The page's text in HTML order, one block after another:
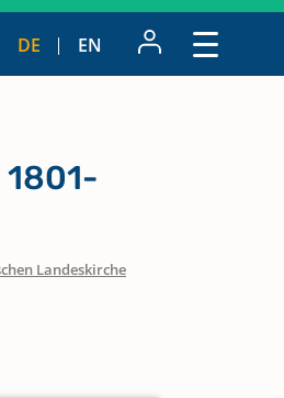
DE EN
Landeskirche